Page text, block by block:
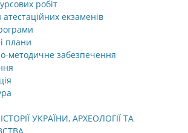
робіт
екзаменів
плани
методичне забезпечення
УКРАЇНИ, АРХЕОЛОГІЇ ТА